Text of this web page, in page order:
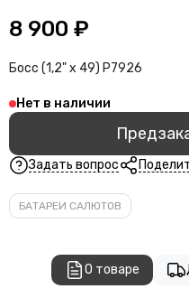
8 900 ₽
Босс (1,2" х 49) P7926
Нет в наличии
Задать вопрос
БАТАРЕИ САЛЮТОВ
О товаре